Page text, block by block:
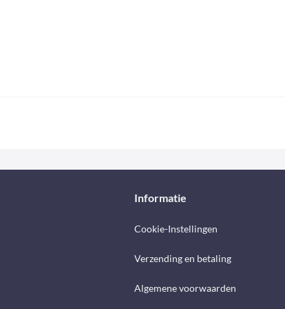
Informatie
Cookie-Instellingen
Verzending en betaling
Algemene voorwaarden